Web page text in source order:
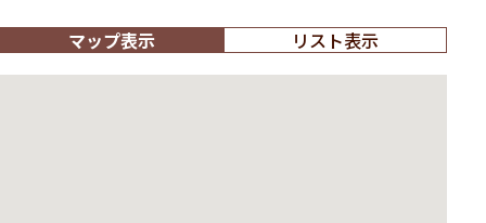
マップ表示 リスト表示